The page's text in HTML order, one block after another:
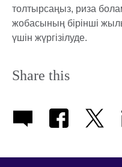
толтырсаңыз, риза
жобасының бірінші
үшін жүргізілуде.
Share this